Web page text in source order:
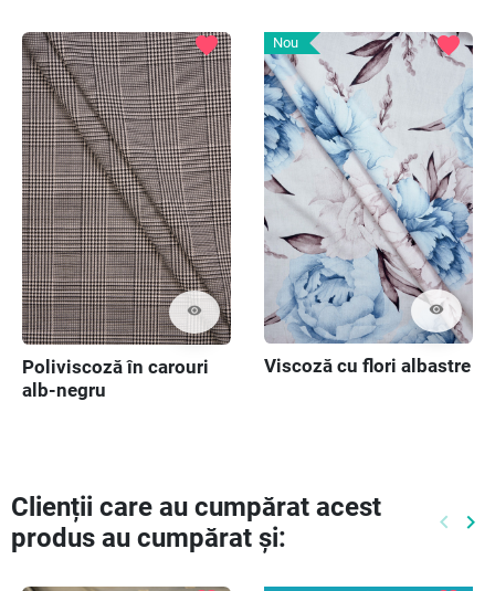
visibility
favorite
Poliviscoză în carouri
alb-negru
Nou
visibility
favorite
Viscoză cu flori albastre
Clienții care au cumpărat acest
produs au cumpărat și:
keyboard_arrow_left keyboard_arrow_right